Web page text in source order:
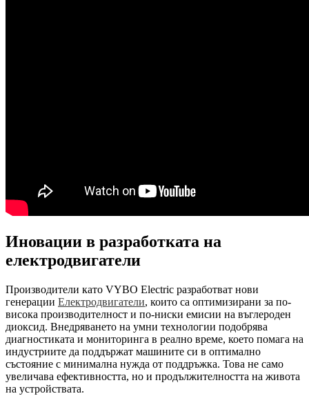
Иновации в разработката на
електродвигатели
Производители като VYBO Electric разработват нови
генерации Електродвигатели, които са оптимизирани за по-
висока производителност и по-ниски емисии на въглероден
диоксид. Внедряването на умни технологии подобрява
диагностиката и мониторинга в реално време, което помага на
индустриите да поддържат машините си в оптимално
състояние с минимална нужда от поддръжка. Това не само
увеличава ефективността, но и продължителността на живота
на устройствата.